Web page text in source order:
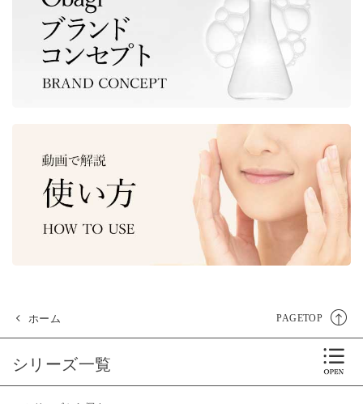
ホーム PAGETOP
シリーズ一覧